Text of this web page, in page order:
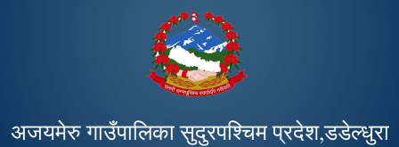
main
content
अजयमेरु गाउँपालिका सुदुरपश्चिम प्रदेश,डडेल्धुरा